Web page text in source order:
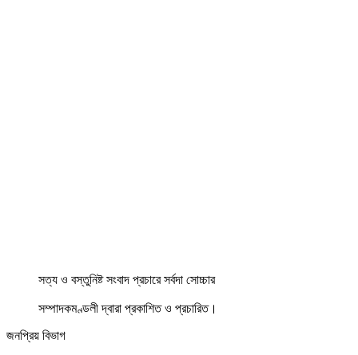
সত্য ও বস্তুনিষ্ট সংবাদ প্রচারে সর্বদা সোচ্চার
সম্পাদকমণ্ডলী দ্বারা প্রকাশিত ও প্রচারিত।
জনপ্রিয় বিভাগ